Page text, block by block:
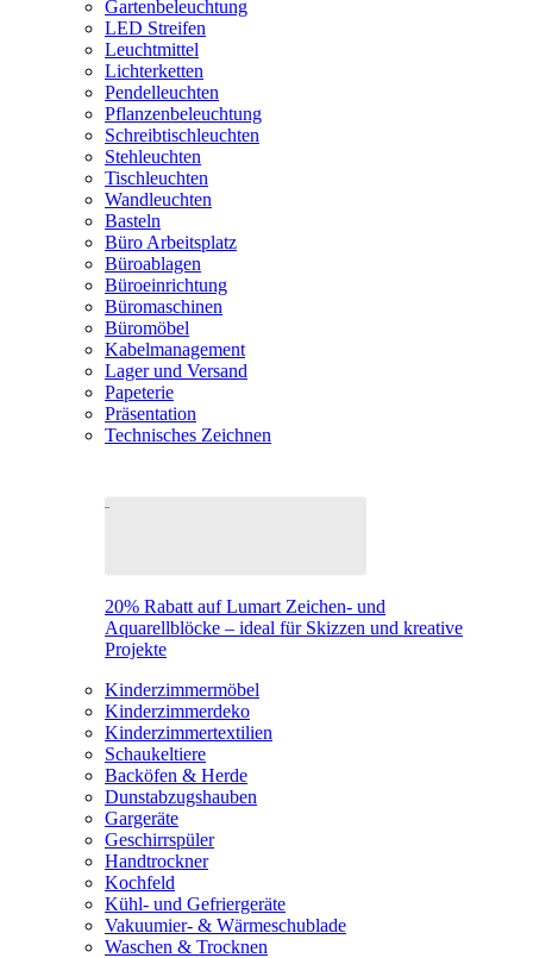
Gartenbeleuchtung
LED Streifen
Leuchtmittel
Lichterketten
Pendelleuchten
Pflanzenbeleuchtung
Schreibtischleuchten
Stehleuchten
Tischleuchten
Wandleuchten
Basteln
Büro Arbeitsplatz
Büroablagen
Büroeinrichtung
Büromaschinen
Büromöbel
Kabelmanagement
Lager und Versand
Papeterie
Präsentation
Technisches Zeichnen
20% Rabatt auf Lumart Zeichen- und
Aquarellblöcke – ideal für Skizzen und kreative
Projekte
Kinderzimmermöbel
Kinderzimmerdeko
Kinderzimmertextilien
Schaukeltiere
Backöfen & Herde
Dunstabzugshauben
Gargeräte
Geschirrspüler
Handtrockner
Kochfeld
Kühl- und Gefriergeräte
Vakuumier- & Wärmeschublade
Waschen & Trocknen